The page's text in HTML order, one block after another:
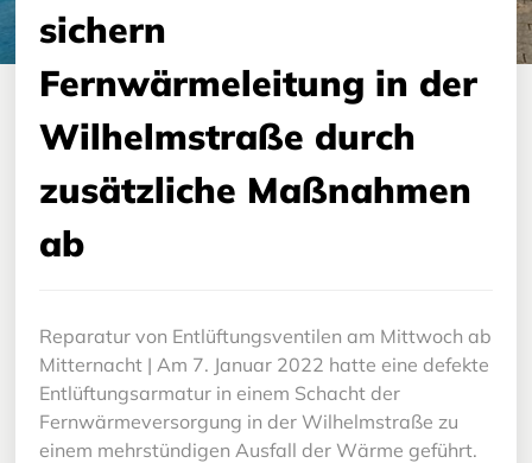
sichern
Fernwärmeleitung in der
Wilhelmstraße durch
zusätzliche Maßnahmen
ab
Reparatur von Entlüftungsventilen am Mittwoch ab
Mitternacht | Am 7. Januar 2022 hatte eine defekte
Entlüftungsarmatur in einem Schacht der
Fernwärmeversorgung in der Wilhelmstraße zu
einem mehrstündigen Ausfall der Wärme geführt.